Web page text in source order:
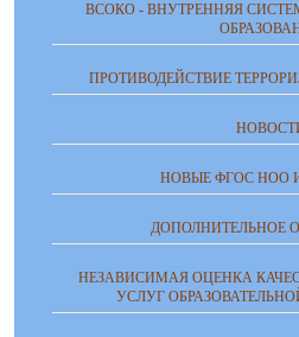
ВСОКО - ВНУТРЕННЯЯ
ПРОТИВОДЕЙСТВИЕ
НОВЫЕ ФГОС НОО
ДОПОЛНИТЕЛЬНОЕ
НЕЗАВИСИМАЯ ОЦЕНКА
УСЛУГ